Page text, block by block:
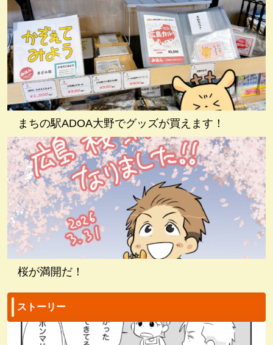
まちの駅ADOA大野でグッズが買えます！
桜が満開だ！
ストーリー